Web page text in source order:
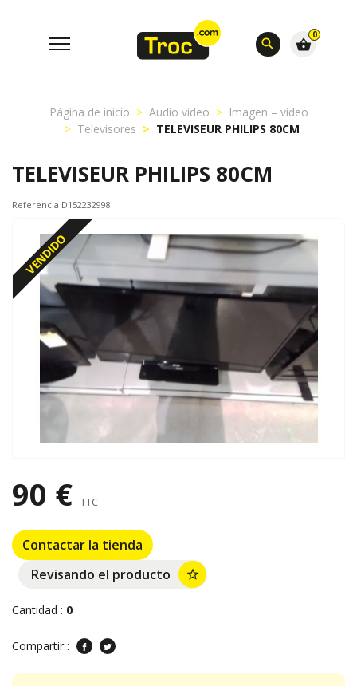
search
0
shopping_basket
Página de inicio Audio video
Imagen – vídeo
Televisores
TELEVISEUR PHILIPS 80CM
TELEVISEUR PHILIPS 80CM
Referencia D152232998
VENDIDO
90 € TTC
Contactar la tienda
Revisando el producto
star_border
Cantidad : 0
Compartir :